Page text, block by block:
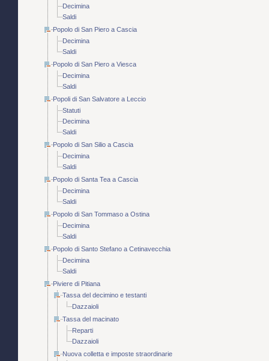
Decimina
Saldi
Popolo di San Piero a Cascia
Decimina
Saldi
Popolo di San Piero a Viesca
Decimina
Saldi
Popoli di San Salvatore a Leccio
Statuti
Decimina
Saldi
Popolo di San Silio a Cascia
Decimina
Saldi
Popolo di Santa Tea a Cascia
Decimina
Saldi
Popolo di San Tommaso a Ostina
Decimina
Saldi
Popolo di Santo Stefano a Cetinavecchia
Decimina
Saldi
Piviere di Pitiana
Tassa del decimino e testanti
Dazzaioli
Tassa del macinato
Reparti
Dazzaioli
Nuova colletta e imposte straordinarie